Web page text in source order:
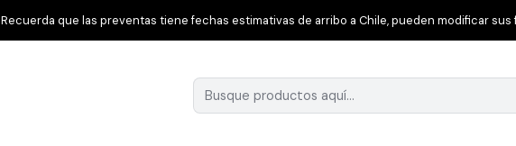
Recuerda que las preventas tiene fechas estimativas de arribo a Chile, pueden modificar
Inicio Pokémon TCG Cosmic Eclipse